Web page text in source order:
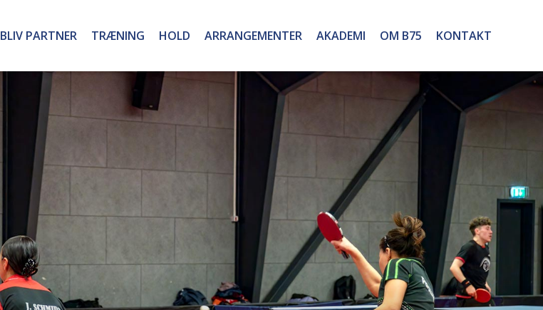
KONTAKT
OM B75
AKADEMI
ARRANGEMENTER
HOLD
TRÆNING
BLIV PARTNER